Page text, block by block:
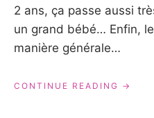
2 ans, ça passe aussi
un grand bébé… Enfin,
manière générale…
CONTINUE READING « LA